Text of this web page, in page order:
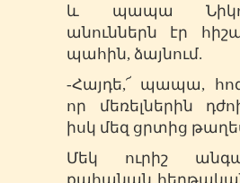
և պապա
անուններն էր
պահին, ձայնում.
-Հայդե,՜ պապա,
որ մեռելներին
իսկ մեզ ցրտից
Մեկ ուրիշ